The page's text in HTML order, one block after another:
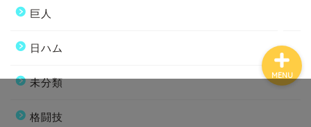
巨人
日ハム
未分類
格闘技
MENU